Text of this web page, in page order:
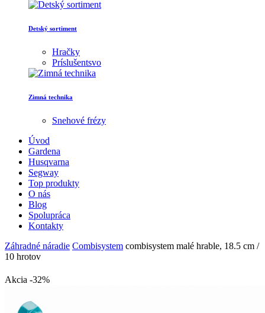
Detský sortiment
Hračky
Príslušentsvo
Zimná technika
Snehové frézy
Úvod
Gardena
Husqvarna
Segway
Top produkty
O nás
Blog
Spolupráca
Kontakty
Záhradné náradie Combisystem combisystem malé hrable, 18.5 cm /
10 hrotov
Akcia -32%